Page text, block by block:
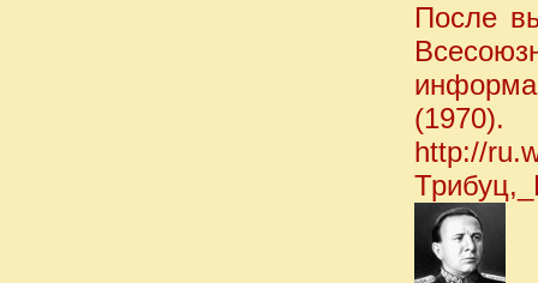
После
(1970).
http://